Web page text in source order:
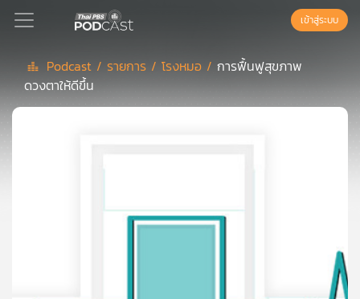
Podcast
เข้าสู่ระบบ
Podcast / รายการ /โรงหมอ / การฟื้นฟูสุขภาพ
ดวงตาให้ดีขึ้น